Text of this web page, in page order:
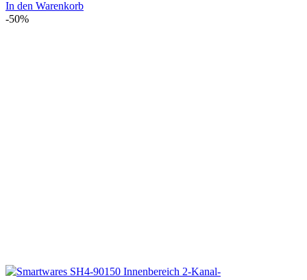
Preis
Preis
In den Warenkorb
-50%